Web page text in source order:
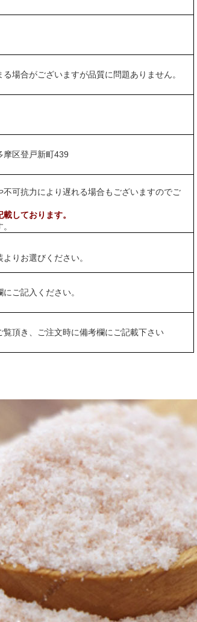
場合がございますが品質に問題ありません。
区登戸新町439
可抗力により遅れる場合もございますのでご
しております。
りお選びください。
ご記入ください。
覧頂き、ご注文時に備考欄にご記載下さい